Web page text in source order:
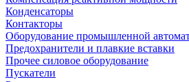
Конденсаторы
Контакторы
Оборудование промышленной
Предохранители и плавкие вставки
Прочее силовое оборудование
Пускатели